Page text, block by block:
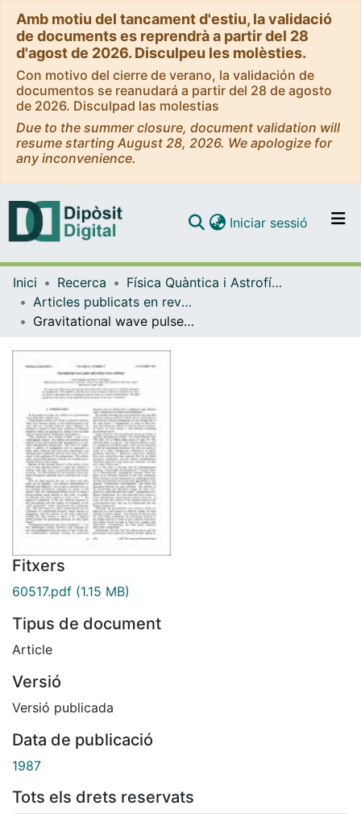
Amb motiu del tancament d'estiu, la validació
de documents es reprendrà a partir del 28
d'agost de 2026. Disculpeu les molèsties.
Con motivo del cierre de verano, la validación de
documentos se reanudará a partir del 28 de agosto
de 2026. Disculpad las molestias
Due to the summer closure, document validation will
resume starting August 28, 2026. We apologize for
any inconvenience.
Navega per tot el DD
Contacte
Iniciar sessió (current)
Inici Recerca
Física Quàntica i Astrofísica
Articles publicats en revistes (Física Quàntica i Astrofísica)
Gravitational wave pulse and soliton wave collision
Fitxers
60517.pdf (1.15 MB)
Tipus de document
Article
Versió
Versió publicada
Data de publicació
1987
Tots els drets reservats